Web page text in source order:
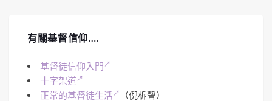
有關基督信仰….
基督徒信仰入門
十字架道
正常的基督徒生活
（倪柝聲）